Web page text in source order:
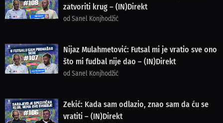
zatvoriti krug – (IN)Direkt
od Sanel Konjhodžić
Nijaz Mulahmetović: Futsal mi je vratio sve ono
što mi fudbal nije dao – (IN)Direkt
od Sanel Konjhodžić
Zekić: Kada sam odlazio, znao sam da ću se
vratiti – (IN)Direkt